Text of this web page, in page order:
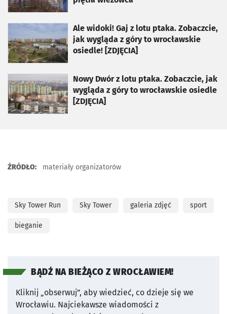
Ale widoki! Gaj z lotu ptaka. Zobaczcie,
jak wygląda z góry to wrocławskie
osiedle! [ZDJĘCIA]
otworzy się w nowej karcie
Nowy Dwór z lotu ptaka. Zobaczcie, jak
wygląda z góry to wrocławskie osiedle
[ZDJĘCIA]
otworzy się w nowej karcie
ŹRÓDŁO: materiały organizatorów
Sky Tower Run Sky Tower galeria zdjęć sport
bieganie
BĄDŹ NA BIEŻĄCO Z WROCŁAWIEM!
Kliknij „obserwuj”, aby wiedzieć, co dzieje się we
Wrocławiu. Najciekawsze wiadomości z